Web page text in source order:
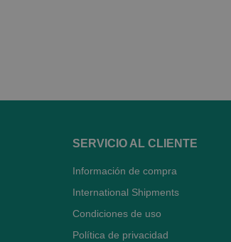
SERVICIO AL CLIENTE
Información de compra
International Shipments
Condiciones de uso
Política de privacidad